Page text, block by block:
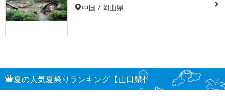
中国 / 岡山県
夏の人気夏祭りランキング【山口県】